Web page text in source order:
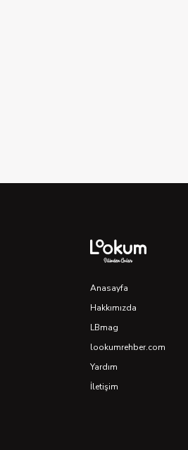
Anasayfa
Hakkımızda
LBmag
lookumrehber.com
Yardım
İletişim